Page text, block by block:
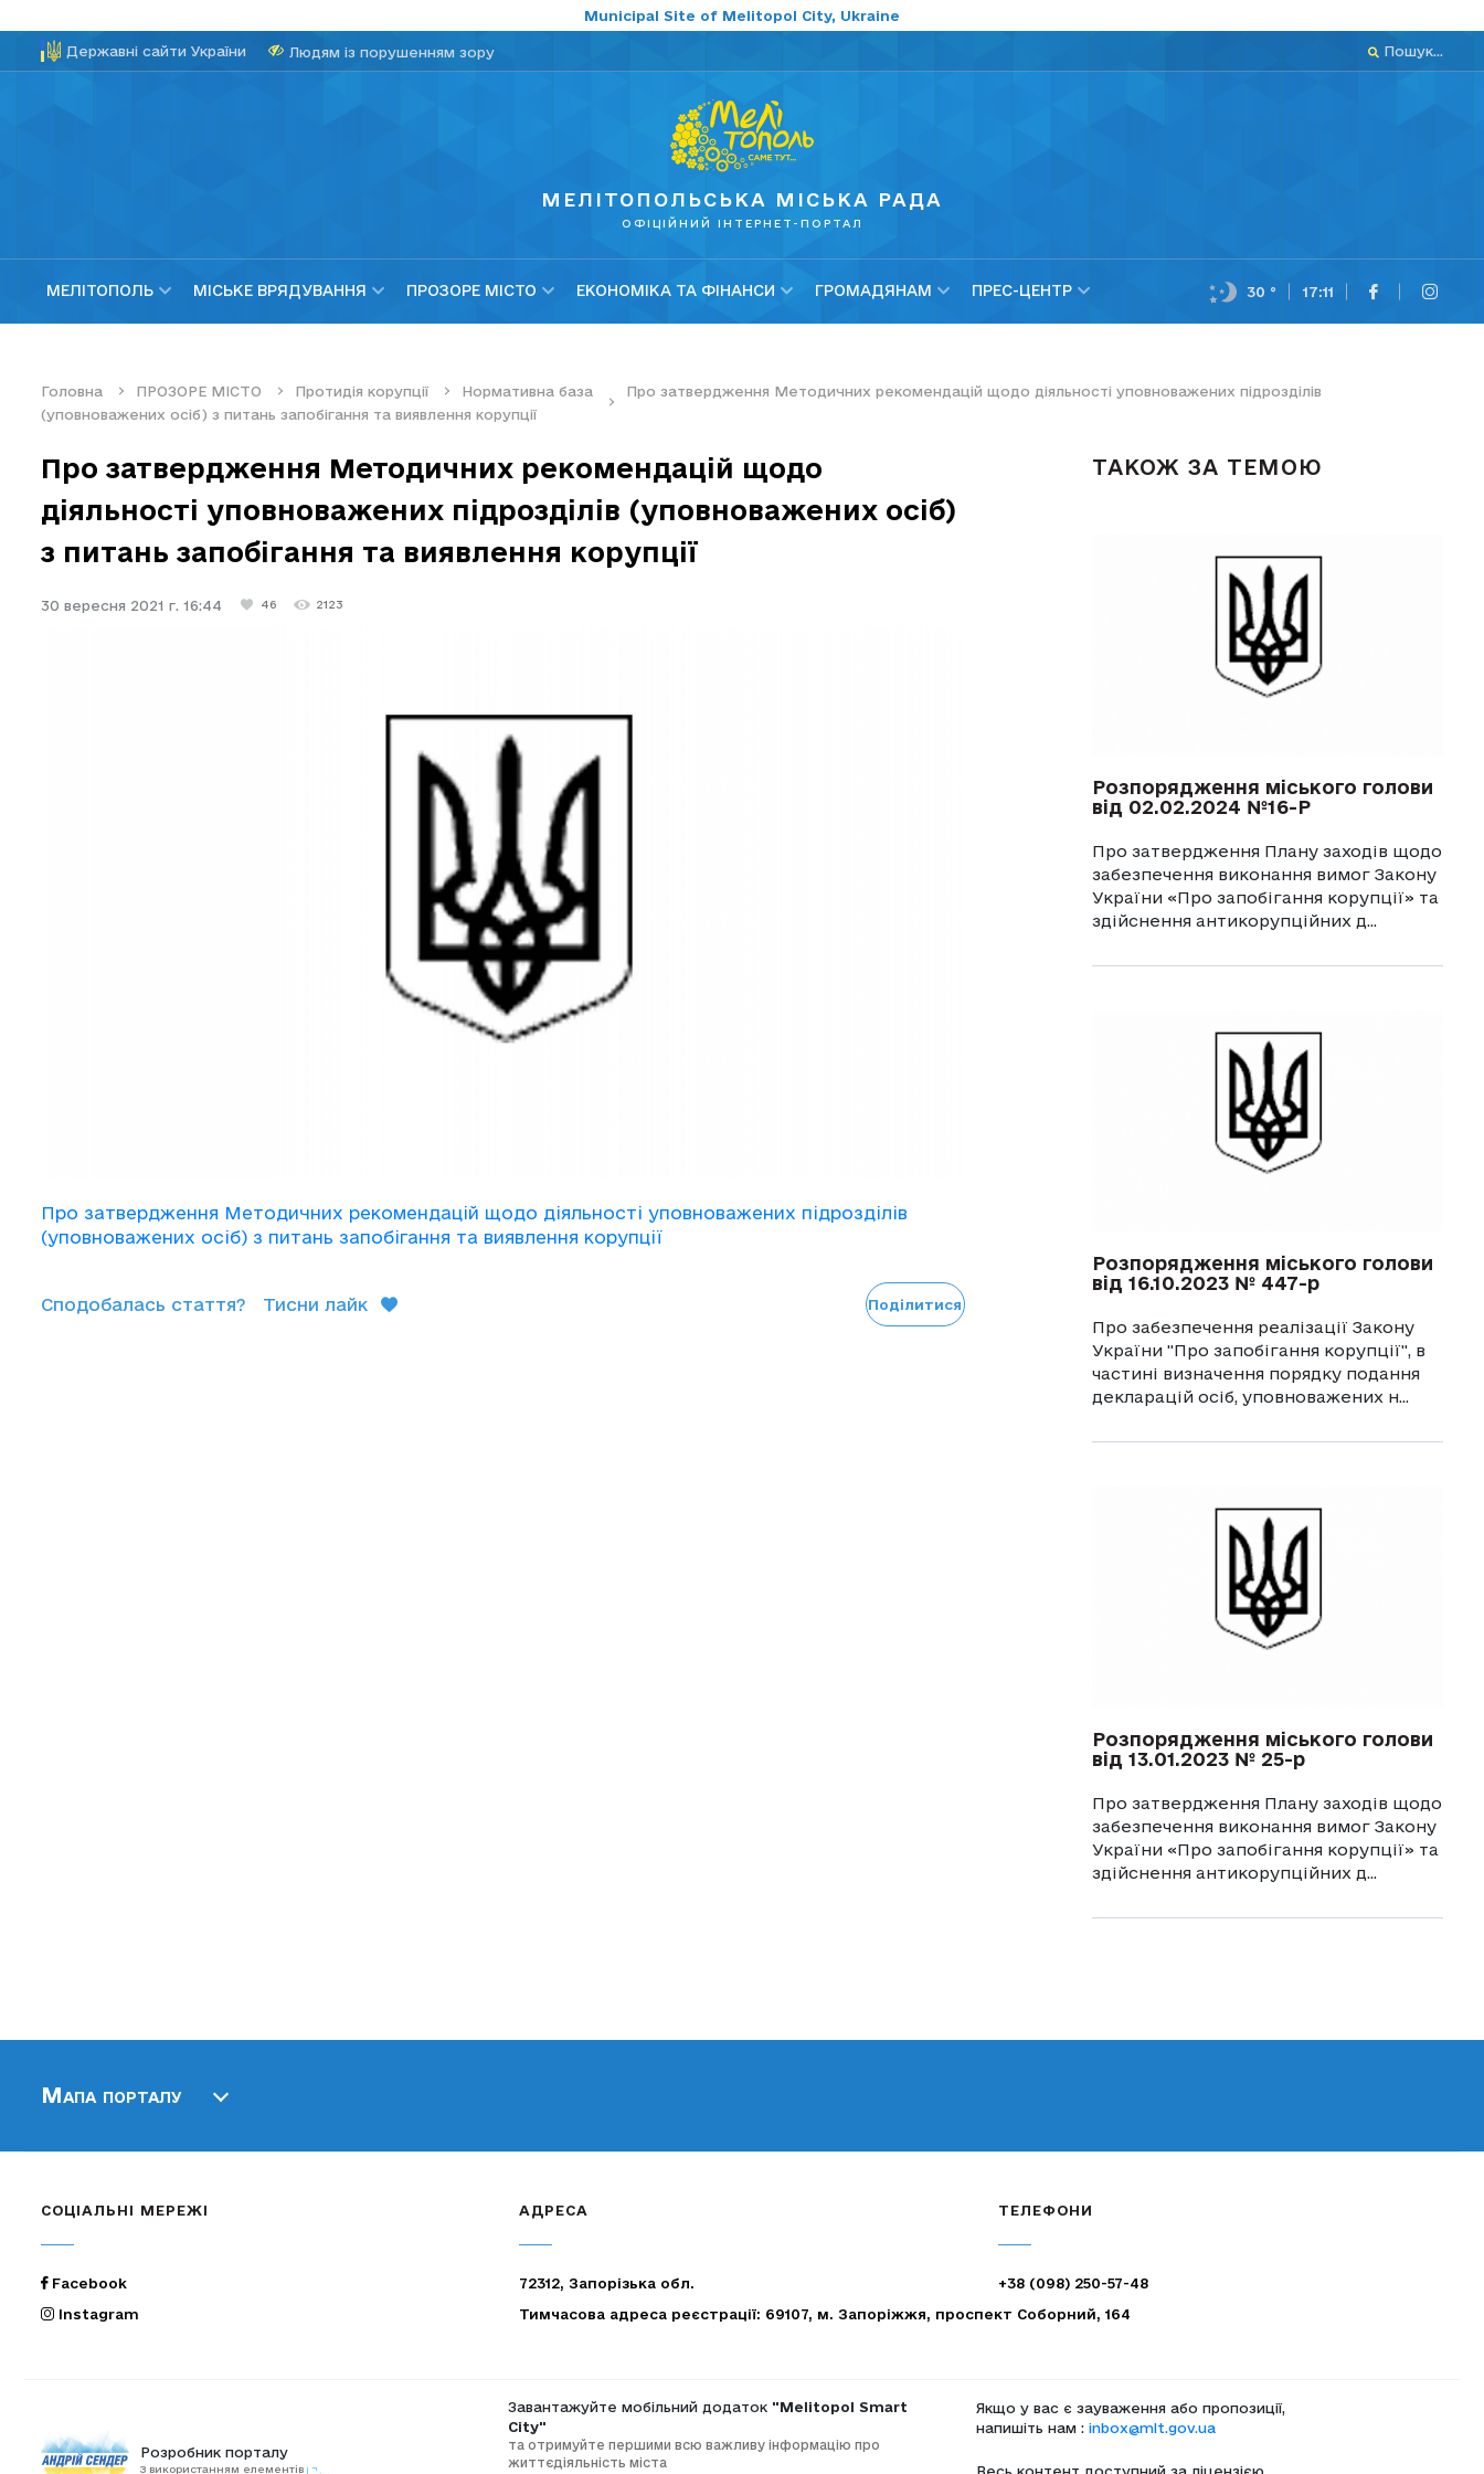
Municipal Site of Melitopol City, Ukraine
Державні сайти України Людям із порушенням зору Пошук...
МЕЛІТОПОЛЬСЬКА МІСЬКА РАДА
ОФІЦІЙНИЙ ІНТЕРНЕТ-ПОРТАЛ
МЕЛІТОПОЛЬ МІСЬКЕ ВРЯДУВАННЯ ПРОЗОРЕ МІСТО ЕКОНОМІКА ТА ФІНАНСИ ГРОМАДЯНАМ ПРЕС-ЦЕНТР 30 ° 17:11
Головна ПРОЗОРЕ МІСТО Протидія корупції Нормативна база
Про затвердження Методичних рекомендацій щодо діяльності уповноважених підрозділів
(уповноважених осіб) з питань запобігання та виявлення корупції
Про затвердження Методичних рекомендацій щодо
діяльності уповноважених підрозділів (уповноважених осіб)
з питань запобігання та виявлення корупції
30 вересня 2021 г. 16:44 46 2123
Про затвердження Методичних рекомендацій щодо діяльності уповноважених підрозділів
(уповноважених осіб) з питань запобігання та виявлення корупції
Сподобалась стаття? Тисни лайк Поділитися
ТАКОЖ ЗА ТЕМОЮ
Розпорядження міського голови
від 02.02.2024 №16-Р
Про затвердження Плану заходів щодо
забезпечення виконання вимог Закону
України «Про запобігання корупції» та
здійснення антикорупційних д...
Розпорядження міського голови
від 16.10.2023 № 447-р
Про забезпечення реалізації Закону
України "Про запобігання корупції", в
частині визначення порядку подання
декларацій осіб, уповноважених н...
Розпорядження міського голови
від 13.01.2023 № 25-р
Про затвердження Плану заходів щодо
забезпечення виконання вимог Закону
України «Про запобігання корупції» та
здійснення антикорупційних д...
Мапа порталу
СОЦІАЛЬНІ МЕРЕЖІ
Facebook
Instagram
АДРЕСА
72312, Запорізька обл.
Тимчасова адреса реєстрації: 69107, м. Запоріжжя, проспект Соборний, 164
ТЕЛЕФОНИ
+38 (098) 250-57-48
Розробник порталу
З використанням елементів
Завантажуйте мобільний додаток "Melitopol Smart
City"
та отримуйте першими всю важливу інформацію про
життєдіяльність міста
Якщо у вас є зауваження або пропозиції,
напишіть нам : inbox@mlt.gov.ua
Весь контент доступний за ліцензією